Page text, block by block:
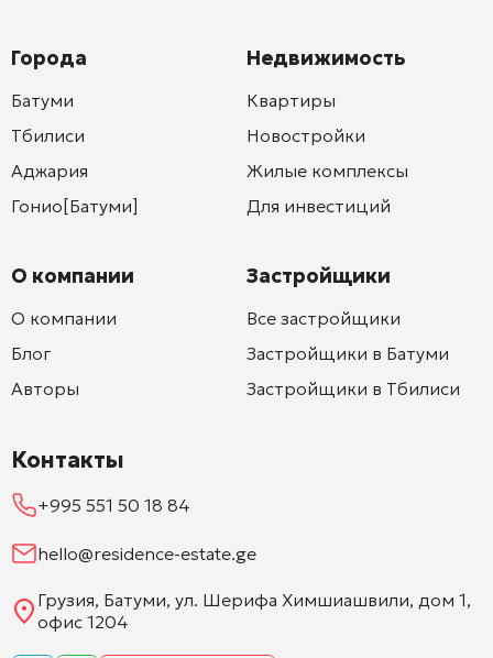
Города
Батуми
Тбилиси
Аджария
Гонио[Батуми]
О компании
О компании
Блог
Авторы
Недвижимость
Квартиры
Новостройки
Жилые комплексы
Для инвестиций
Застройщики
Все застройщики
Застройщики в Батуми
Застройщики в Тбилиси
Контакты
+995 551 50 18 84
hello@residence-estate.ge
Грузия, Батуми, ул. Шерифа Химшиашвили, дом 1,
офис 1204